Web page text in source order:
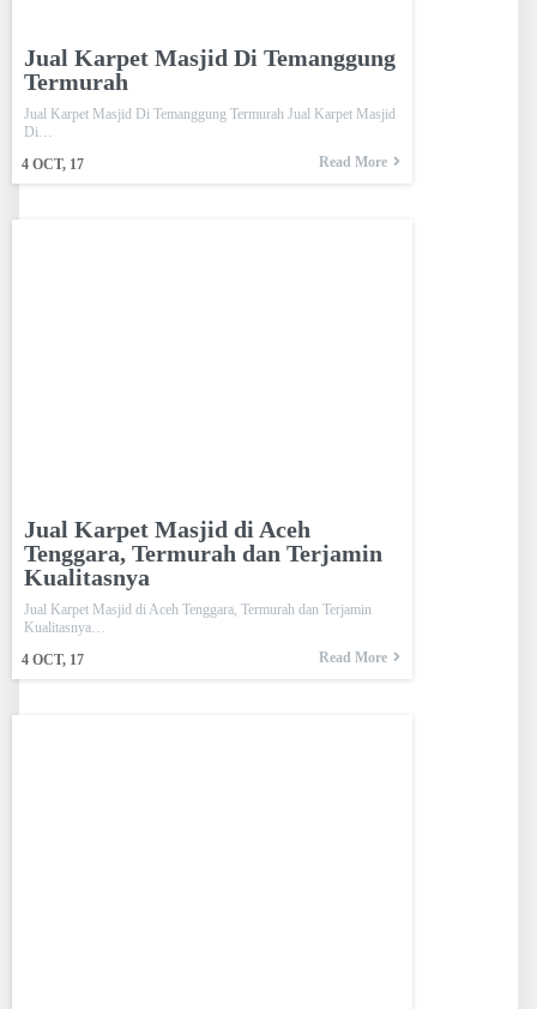
Jual Karpet Masjid Di Temanggung
Termurah
4 OCT, 17
Jual Karpet Masjid Di Temanggung Termurah Jual Karpet Masjid
Di…
Read More
Jual Karpet Masjid di Aceh
Tenggara, Termurah dan Terjamin
Kualitasnya
4 OCT, 17
Jual Karpet Masjid di Aceh Tenggara, Termurah dan Terjamin
Kualitasnya…
Read More